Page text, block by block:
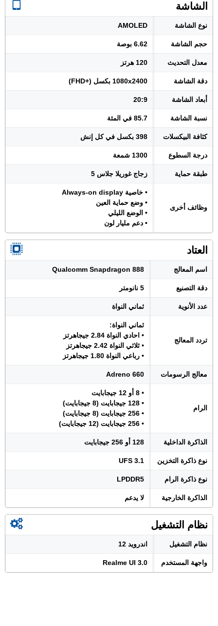
الشاشة
نوع الشاشة AMOLED
حجم الشاشة 6.62 بوصة
معدل التحديث 120 هرتز
دقة الشاشة 1080x2400 بكسل (+FHD)
أبعاد الشاشة 20:9
نسبة الشاشة 85.7 في المئة
كثافة البيكسلات 398 بكسل في كل إنش
درجة السطوع 1300 شمعة
طبقة حماية زجاج غوريلا جلاس 5
وظائف أخرى
• خاصية Always-on display
• وضع حماية العين
• الوضع الليلي
• دعم مليار لون
العتاد
اسم المعالج Qualcomm Snapdragon 888
دقة التصنيع 5 نانومتر
عدد الأنوية ثماني النواة
تردد المعالج
ثماني النواة:
• احادي النواة 2.84 جيجاهرتز
• ثلاثي النواة 2.42 جيجاهرتز
• رباعي النواة 1.80 جيجاهرتز
معالج الرسومات Adreno 660
الرام
• 8 أو 12 جيجابايت
• 128 جيجابايت (8 جيجابايت)
• 256 جيجابايت (8 جيجابايت)
• 256 جيجابايت (12 جيجابايت)
الذاكرة الداخلية 128 أو 256 جيجابايت
نوع ذاكرة التخزين UFS 3.1
نوع ذاكرة الرام LPDDR5
الذاكرة الخارجية لا يدعم
نظام التشغيل
نظام التشغيل اندرويد 12
واجهة المستخدم Realme UI 3.0